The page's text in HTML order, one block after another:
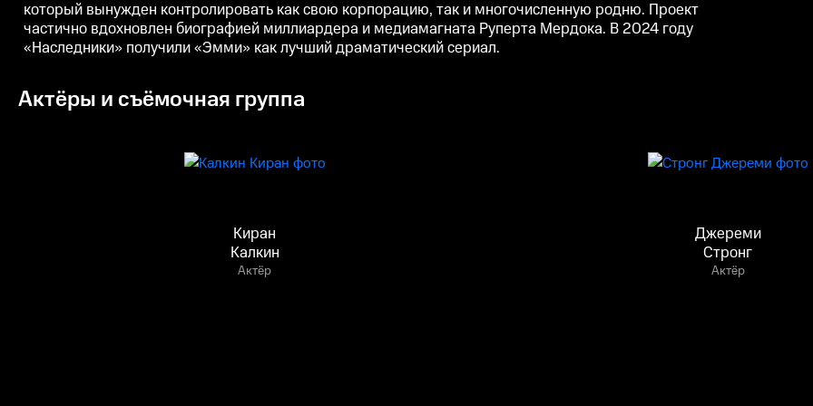
который вынужден контролировать как свою корпорацию, так и многочисленную родню. Проект
частично вдохновлен биографией миллиардера и медиамагната Руперта Мердока. В 2024 году
«Наследники» получили «Эмми» как лучший драматический сериал.
Актёры и съёмочная группа
Киран
Калкин
Актёр
Джереми
Стронг
Актёр